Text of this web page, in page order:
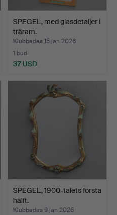
SPEGEL, med glasdetaljer i
träram.
Klubbades 15 jan 2026
1 bud
37 USD
SPEGEL, 1900-talets första
hälft.
Klubbades 9 jan 2026